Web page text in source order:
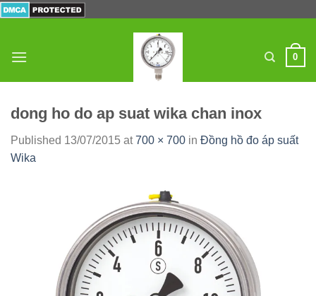
0
dong ho do ap suat wika chan inox
Published 13/07/2015 at700 × 700 in Đồng hồ đo áp suất
Wika